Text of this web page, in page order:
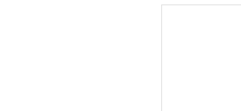
Media
Salute